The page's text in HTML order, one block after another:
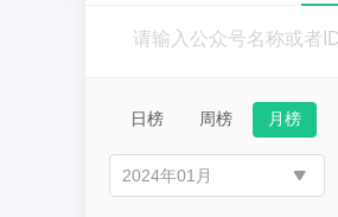
日榜 周榜 月榜